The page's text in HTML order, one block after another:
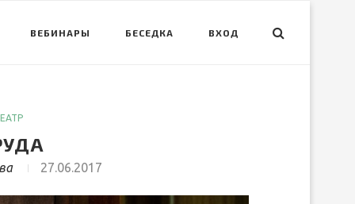
ВЕБИНАРЫ БЕСЕДКА ВХОД
27.06.2017